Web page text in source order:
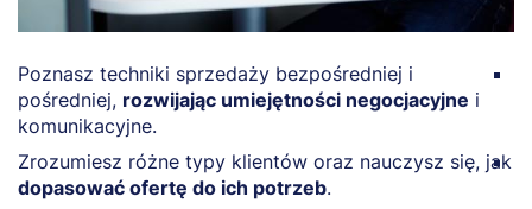
Poznasz techniki sprzedaży bezpośredniej i
pośredniej, rozwijając umiejętności negocjacyjne i
komunikacyjne.
Zrozumiesz różne typy klientów oraz nauczysz się, jak
dopasować ofertę do ich potrzeb.